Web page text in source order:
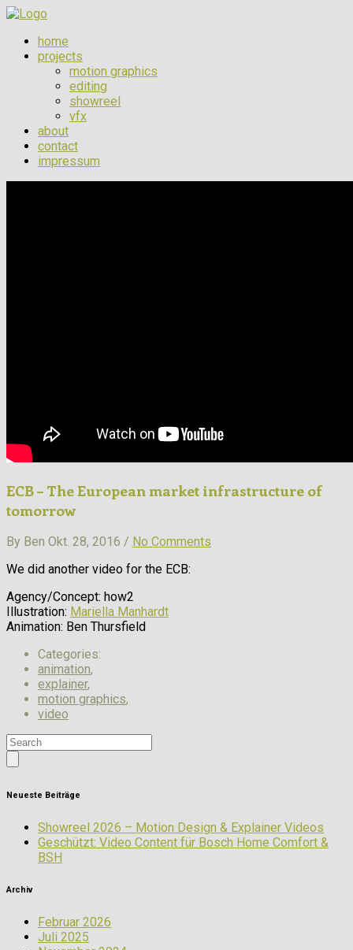
home
projects
motion graphics
editing
showreel
vfx
about
contact
impressum
ECB – The European market infrastructure of
tomorrow
By Ben Okt. 28, 2016 / No Comments
We did another video for the ECB:
Agency/Concept: how2
Illustration: Mariella Manhardt
Animation: Ben Thursfield
Categories:
animation,
explainer,
motion graphics,
video
Neueste Beiträge
Showreel 2026 – Motion Design & Explainer Videos
Geschützt: Video Content für Bosch Home Comfort &
BSH
Archiv
Februar 2026
Juli 2025